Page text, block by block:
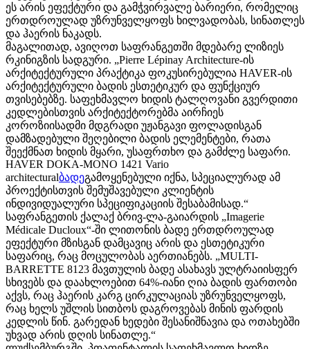
ეს არის ეფექტური და გამჭვირვალე ბარიერი, რომელიც
ერთდროულად უზრუნველყოფს ხილვადობას, სინათლეს
და ჰაერის ნაკადს.
მაგალითად, ავიღოთ საფრანგეთში მდებარე ლიზიეს
რკინიგზის სადგური. „Pierre Lépinay Architecture-ის
არქიტექტურული პრაქტიკა ფოკუსირებულია HAVER-ის
არქიტექტურული ბადის ესთეტიკურ და ფუნქციურ
თვისებებზე. საფეხმავლო ხიდის ტალღოვანი გვერდითი
კედლებისთვის არქიტექტორებმა აირჩიეს
კოროზიისადმი მდგრადი უჟანგავი ფოლადისგან
დამზადებული შეღებილი ბადის ელემენტები, რათა
შეექმნათ ხიდის მყარი, უსაფრთხო და გამძლე საფარი.
HAVER DOKA-MONO 1421 Vario
architecturalბადეგამოყენებული იქნა, სპეციალურად ამ
პროექტისთვის შემუშავებული კლიენტის
ინდივიდუალური სპეციფიკაციის შესაბამისად.“
საფრანგეთის ქალაქ ბრივ-ლა-გაიარდის „Imagerie
Médicale Ducloux“-ში ლითონის ბადე ერთდროულად
ეფექტური მზისგან დამცავიც არის და ესთეტიკური
საფარიც, რაც მოცულობას აერთიანებს. „MULTI-
BARRETTE 8123 მავთულის ბადე ასახავს ულტრაიისფერ
სხივებს და დაახლოებით 64%-იანი ღია ბადის ფართობი
აქვს, რაც ჰაერის კარგ ცირკულაციას უზრუნველყოფს,
რაც ხელს უშლის სითბოს დაგროვებას მინის ფარდის
კედლის წინ. გარედან ხედები შესანიშნავია და ოთახებში
უხვად არის დღის სინათლე.“